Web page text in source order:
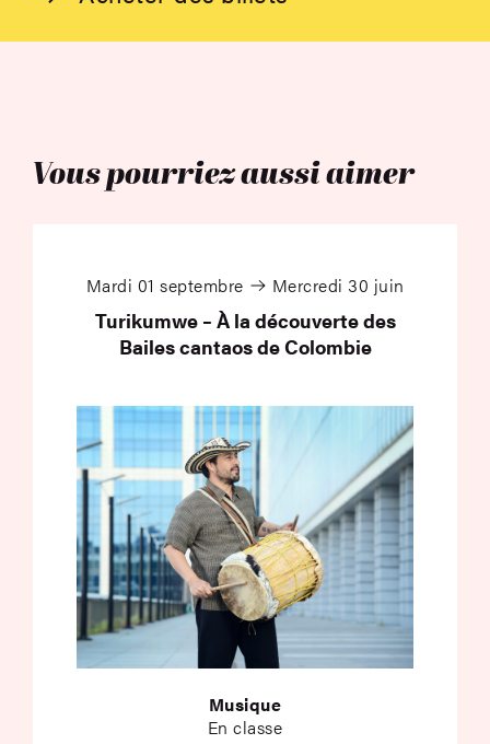
Vous pourriez aussi aimer
Mardi 01 septembre Mercredi 30 juin
Turikumwe – À la découverte des
Bailes cantaos de Colombie
Musique
En classe